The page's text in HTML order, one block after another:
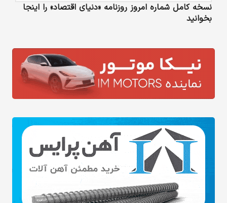
نسخه کامل شماره امروز روزنامه «دنیای‌ اقتصاد» را اینجا
بخوانید